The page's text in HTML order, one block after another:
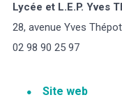
Lycée et L.E.P. Yves
28, avenue Yves Thépot
02 98 90 25 97
Site web